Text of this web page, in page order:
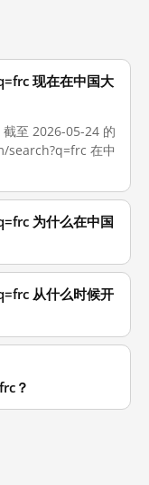
现在在中国大
至 2026-05-24 的
search?q=frc 在中
为什么在中国
从什么时候开
？